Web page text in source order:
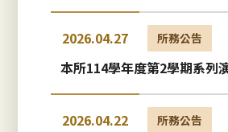
2026.04.27 所務公告
本所114學年度第2學期系列
2026.04.22 所務公告